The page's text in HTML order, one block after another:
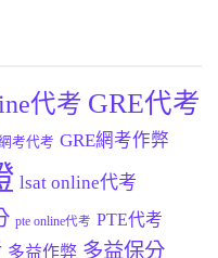
代考 GRE代考
考代考 GRE網考作弊
lsat online代考
pte online代考 PTE代考
多益作弊 多益保分